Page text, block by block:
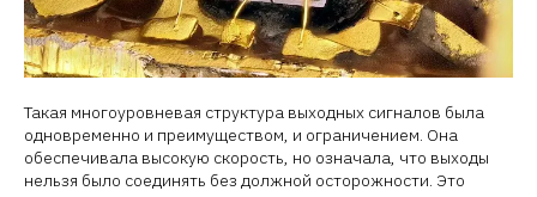
Такая многоуровневая структура выходных сигналов была
одновременно и преимуществом, и ограничением. Она
обеспечивала высокую скорость, но означала, что выходы
нельзя было соединять без должной осторожности. Это